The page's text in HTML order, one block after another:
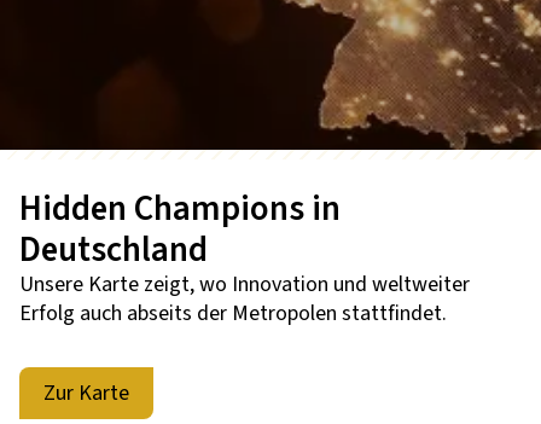
Hidden Champions in
Deutschland
Unsere Karte zeigt, wo Innovation und weltweiter
Erfolg auch abseits der Metropolen stattfindet.
Zur Karte